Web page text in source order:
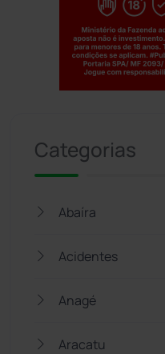
Categorias
Abaíra
Acidentes
Anagé
Aracatu